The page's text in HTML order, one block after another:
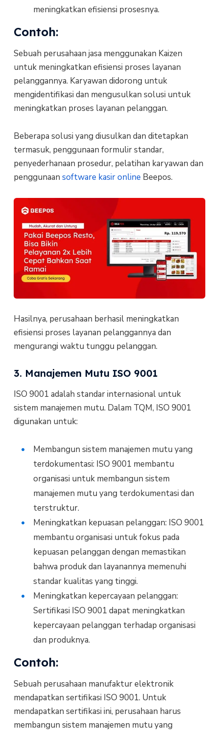
meningkatkan efisiensi prosesnya.
Contoh:
Sebuah perusahaan jasa menggunakan Kaizen
untuk meningkatkan efisiensi proses layanan
pelanggannya. Karyawan didorong untuk
mengidentifikasi dan mengusulkan solusi untuk
meningkatkan proses layanan pelanggan.
Beberapa solusi yang diusulkan dan ditetapkan
termasuk, penggunaan formulir standar,
penyederhanaan prosedur, pelatihan karyawan dan
penggunaan software kasir online Beepos.
Hasilnya, perusahaan berhasil meningkatkan
efisiensi proses layanan pelanggannya dan
mengurangi waktu tunggu pelanggan.
3. Manajemen Mutu ISO 9001
ISO 9001 adalah standar internasional untuk
sistem manajemen mutu. Dalam TQM, ISO 9001
digunakan untuk:
Membangun sistem manajemen mutu yang
terdokumentasi: ISO 9001 membantu
organisasi untuk membangun sistem
manajemen mutu yang terdokumentasi dan
terstruktur.
Meningkatkan kepuasan pelanggan: ISO 9001
membantu organisasi untuk fokus pada
kepuasan pelanggan dengan memastikan
bahwa produk dan layanannya memenuhi
standar kualitas yang tinggi.
Meningkatkan kepercayaan pelanggan:
Sertifikasi ISO 9001 dapat meningkatkan
kepercayaan pelanggan terhadap organisasi
dan produknya.
Contoh:
Sebuah perusahaan manufaktur elektronik
mendapatkan sertifikasi ISO 9001. Untuk
mendapatkan sertifikasi ini, perusahaan harus
membangun sistem manajemen mutu yang